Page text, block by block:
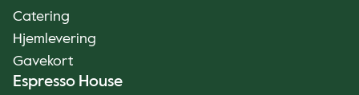
Catering
Hjemlevering
Gavekort
Espresso House